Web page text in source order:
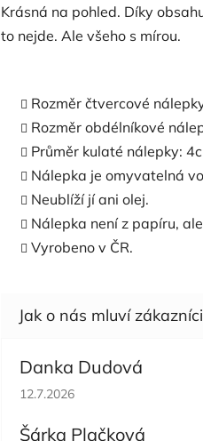
Krásná na pohled. Díky
to nejde. Ale všeho s mírou.
Rozměr čtvercové
Rozměr obdélníkové
Průměr kulaté nálepky:
Nálepka je omyvatelná
Neublíží jí ani olej.
Nálepka není z papíru,
Vyrobeno v ČR.
Danka Dudová
Hodnocení obchodu je 5 z 5
12.7.2026
Šárka Plačková